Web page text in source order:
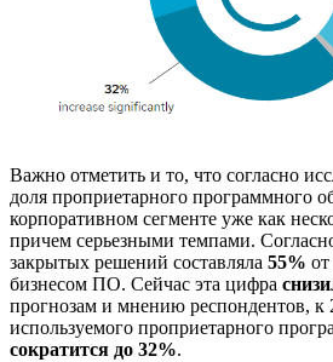
Важно отметить и то, что согласно
доля проприетарного программного
корпоративном сегменте уже как
причем серьезными темпами.
закрытых решений составляла 55%
бизнесом ПО. Сейчас эта цифра
прогнозам и мнению респондентов, к
используемого проприетарного
сократится до 32%.